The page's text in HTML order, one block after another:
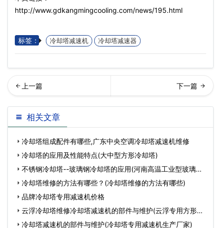
http://www.gdkangmingcooling.com/news/195.html
标签： 冷却塔减速机 冷却塔减速器
却塔风筒的作用是什么？… 星齿轮减速机怎么正确安装
相关文章
冷却塔组成配件有哪些,广东中央空调冷却塔减速机维修
冷却塔的应用及性能特点(大中型方形冷却塔)
不锈钢冷却塔--玻璃钢冷却塔的应用(河南高温工业型玻璃钢
冷 冷却塔维修的方法有哪些？(冷却塔维修的方法有哪些)
品牌冷却塔专用减速机价格
云浮冷却塔维修冷却塔减速机的部件与维护(云浮专用方形冷
却 冷却塔减速机的部件与维护(冷却塔专用减速机生产厂家)